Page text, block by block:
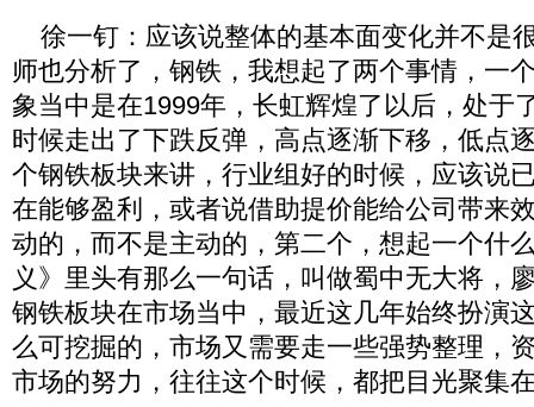
徐一钉：应该说整体的基本面变化并不是
师也分析了，钢铁，我想起了两个事情，一
象当中是在1999年，长虹辉煌了以后，处于
时候走出了下跌反弹，高点逐渐下移，低点
个钢铁板块来讲，行业组好的时候，应该说
在能够盈利，或者说借助提价能给公司带来
动的，而不是主动的，第二个，想起一个什
义》里头有那么一句话，叫做蜀中无大将，
钢铁板块在市场当中，最近这几年始终扮演
么可挖掘的，市场又需要走一些强势整理，
市场的努力，往往这个时候，都把目光聚集